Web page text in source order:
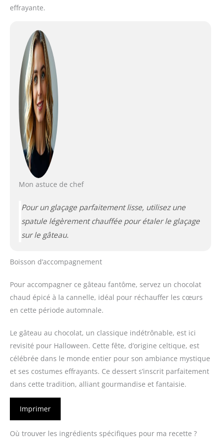
effrayante.
Mon astuce de chef
Pour un glaçage parfaitement lisse, utilisez une
spatule légèrement chauffée pour étaler le glaçage
sur le gâteau.
Boisson d’accompagnement
Pour accompagner ce gâteau fantôme, servez un chocolat
chaud épicé à la cannelle, idéal pour réchauffer les cœurs
en cette période automnale.
Le gâteau au chocolat, un classique indétrônable, est ici
revisité pour Halloween. Cette fête, d’origine celtique, est
célébrée dans le monde entier pour son ambiance mystique
et ses costumes effrayants. Ce dessert s’inscrit parfaitement
dans cette tradition, alliant gourmandise et fantaisie.
Imprimer
Où trouver les ingrédients spécifiques pour ma recette ?